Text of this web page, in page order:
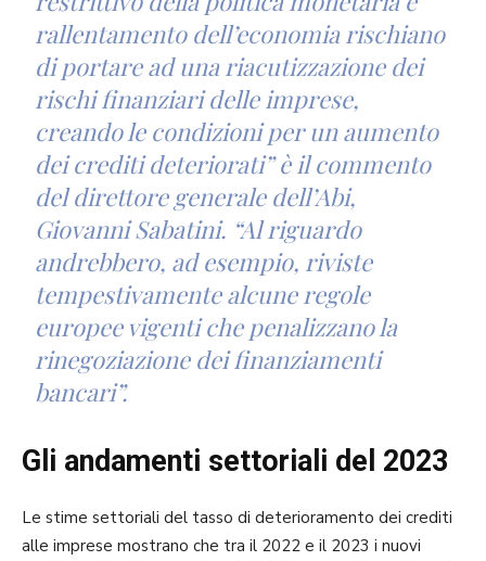
rallentamento dell’economia rischiano
di portare ad una riacutizzazione dei
rischi finanziari delle imprese,
creando le condizioni per un aumento
dei crediti deteriorati” è il commento
del direttore generale dell’Abi,
Giovanni Sabatini. “Al riguardo
andrebbero, ad esempio, riviste
tempestivamente alcune regole
europee vigenti che penalizzano la
rinegoziazione dei finanziamenti
bancari”.
Gli andamenti settoriali del 2023
Le stime settoriali del tasso di deterioramento dei crediti
alle imprese mostrano che tra il 2022 e il 2023 i nuovi